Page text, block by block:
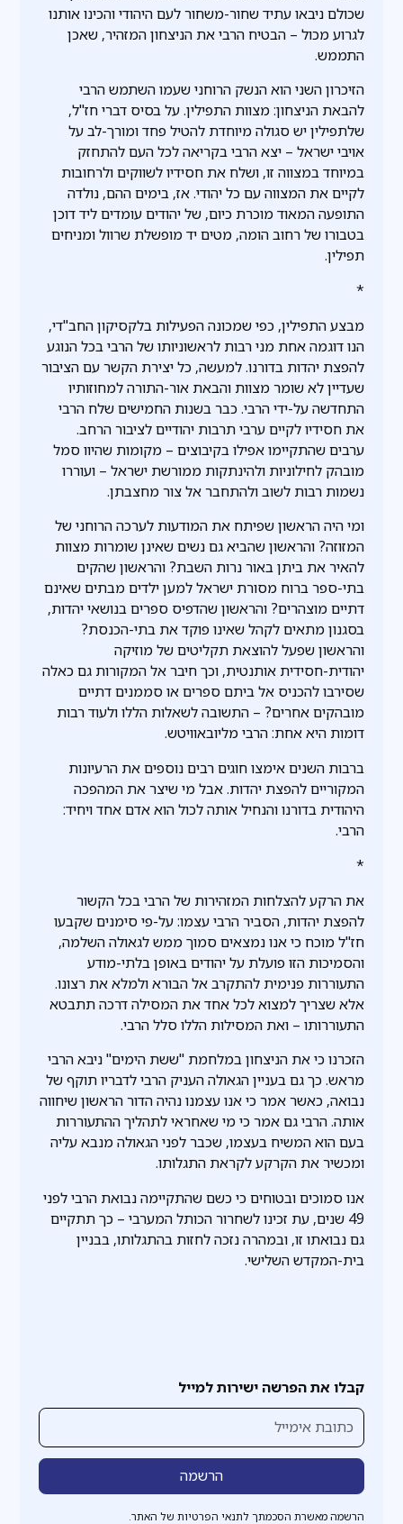
קבלו את הפרשה ישירות למייל
הרשמה מאשרת הסכמתך לתנאי הפרטיות של האתר.
שכולם ניבאו עתיד שחור-משחור לעם היהודי והכינו אותנו
לגרוע מכול – הבטיח הרבי את הניצחון המזהיר, שאכן
התממש.
הזיכרון השני הוא הנשק הרוחני שעמו השתמש הרבי
להבאת הניצחון: מצוות התפילין. על בסיס דברי חז"ל,
שלתפילין יש סגולה מיוחדת להטיל פחד ומורך-לב על
אויבי ישראל – יצא הרבי בקריאה לכל העם להתחזק
במיוחד במצווה זו, ושלח את חסידיו לשווקים ולרחובות
לקיים את המצווה עם כל יהודי. אז, בימים ההם, נולדה
התופעה המאוד מוכרת כיום, של יהודים עומדים ליד דוכן
בטבורו של רחוב הומה, מטים יד מופשלת שרוול ומניחים
תפילין.
*
מבצע התפילין, כפי שמכונה הפעילות בלקסיקון החב"די,
הנו דוגמה אחת מני רבות לראשוניותו של הרבי בכל הנוגע
להפצת יהדות בדורנו. למעשה, כל יצירת הקשר עם הציבור
שעדיין לא שומר מצוות והבאת אור-התורה למחוזותיו
התחדשה על-ידי הרבי. כבר בשנות החמישים שלח הרבי
את חסידיו לקיים ערבי תרבות יהודיים לציבור הרחב.
ערבים שהתקיימו אפילו בקיבוצים – מקומות שהיוו סמל
מובהק לחילוניות ולהינתקות ממורשת ישראל – ועוררו
נשמות רבות לשוב ולהתחבר אל צור מחצבתן.
ומי היה הראשון שפיתח את המודעות לערכה הרוחני של
המזוזה? והראשון שהביא גם נשים שאינן שומרות מצוות
להאיר את ביתן באור נרות השבת? והראשון שהקים
בתי-ספר ברוח מסורת ישראל למען ילדים מבתים שאינם
דתיים מוצהרים? והראשון שהדפיס ספרים בנושאי יהדות,
בסגנון מתאים לקהל שאינו פוקד את בתי-הכנסת?
והראשון שפעל להוצאת תקליטים של מוזיקה
יהודית-חסידית אותנטית, וכך חיבר אל המקורות גם כאלה
שסירבו להכניס אל ביתם ספרים או סממנים דתיים
מובהקים אחרים? – התשובה לשאלות הללו ולעוד רבות
דומות היא אחת: הרבי מליובאוויטש.
ברבות השנים אימצו חוגים רבים נוספים את הרעיונות
המקוריים להפצת יהדות. אבל מי שיצר את המהפכה
היהודית בדורנו והנחיל אותה לכול הוא אדם אחד ויחיד:
הרבי.
*
את הרקע להצלחות המזהירות של הרבי בכל הקשור
להפצת יהדות, הסביר הרבי עצמו: על-פי סימנים שקבעו
חז"ל מוכח כי אנו נמצאים סמוך ממש לגאולה השלמה,
והסמיכות הזו פועלת על יהודים באופן בלתי-מודע
התעוררות פנימית להתקרב אל הבורא ולמלא את רצונו.
אלא שצריך למצוא לכל אחד את המסילה דרכה תתבטא
התעוררותו – ואת המסילות הללו סלל הרבי.
הזכרנו כי את הניצחון במלחמת "ששת הימים" ניבא הרבי
מראש. כך גם בעניין הגאולה העניק הרבי לדבריו תוקף של
נבואה, כאשר אמר כי אנו עצמנו נהיה הדור הראשון שיחווה
אותה. הרבי גם אמר כי מי שאחראי לתהליך ההתעוררות
בעם הוא המשיח בעצמו, שכבר לפני הגאולה מנבא עליה
ומכשיר את הקרקע לקראת התגלותו.
אנו סמוכים ובטוחים כי כשם שהתקיימה נבואת הרבי לפני
49 שנים, עת זכינו לשחרור הכותל המערבי – כך תתקיים
גם נבואתו זו, ובמהרה נזכה לחזות בהתגלותו, בבניין
בית-המקדש השלישי.